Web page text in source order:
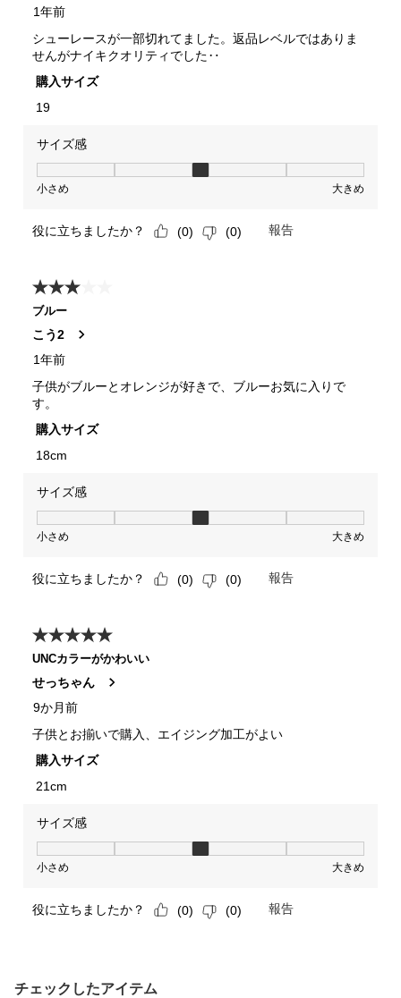
チェックしたアイテム